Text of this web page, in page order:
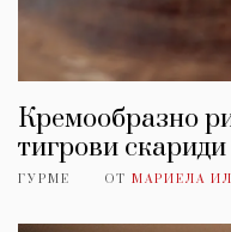
Кремообразно
тигрови
ГУРМЕ ОТ МАРИЕЛА